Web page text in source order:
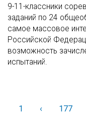
9-11-классники
заданий по 24
самое массовое
Российской
возможность
испытаний.
1 ‹Назад177